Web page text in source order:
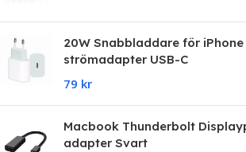
20W Snabbladdare för iPhone
strömadapter USB-C
79 kr
Macbook Thunderbolt
adapter Svart